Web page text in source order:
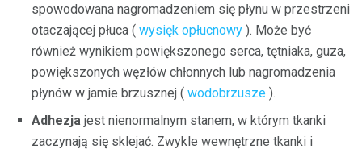
spowodowana nagromadzeniem się płynu w przestrzeni
otaczającej płuca ( wysięk opłucnowy ). Może być
również wynikiem powiększonego serca, tętniaka, guza,
powiększonych węzłów chłonnych lub nagromadzenia
płynów w jamie brzusznej ( wodobrzusze ).
Adhezja jest nienormalnym stanem, w którym tkanki
zaczynają się sklejać. Zwykle wewnętrzne tkanki i